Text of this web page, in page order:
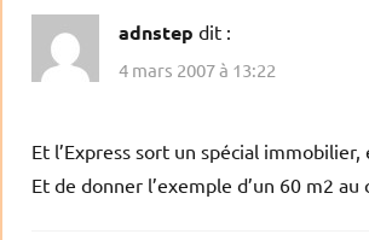
adnstep dit :
4 mars 2007 à 13:22
Et l’Express sort un spécial
Et de donner l’exemple d’un 60 m2 au